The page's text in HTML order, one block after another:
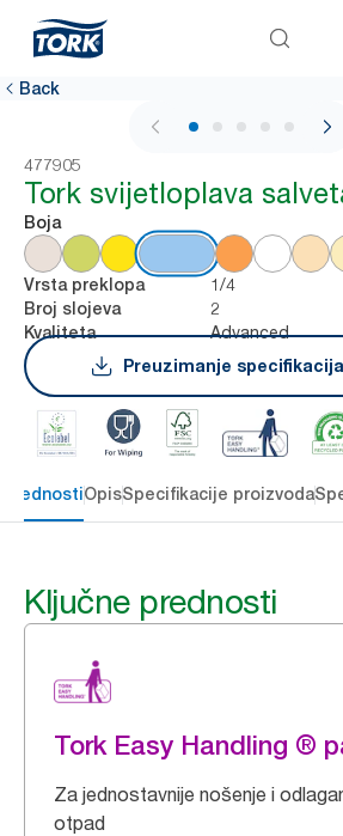
Back
1 / 5
477905
Tork svijetloplava
Boja
Vrsta preklopa 1/4
Broj slojeva 2
Kvaliteta
Advanced
Preuzimanje
prednostiOpisSpecifikacije proizvoda
Ključne prednosti
Tork Easy Handling ®
Za jednostavnije nošenje i
otpad